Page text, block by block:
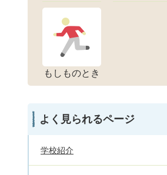
もしものとき
よく見られるページ
学校紹介